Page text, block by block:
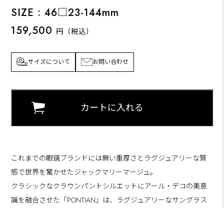
SIZE : 46□23-144mm
159,500 円（税込）
サイズについて お問い合わせ
これまでの眼鏡ブランドには無い重厚さとラグジュアリーな質
感で世界を驚かせたジャックマリーマージュ。
クラシックなクラウンパントシルエットにアール・デコの美意
識を融合させた「PONTIAN」は、ラグジュアリーなサングラス